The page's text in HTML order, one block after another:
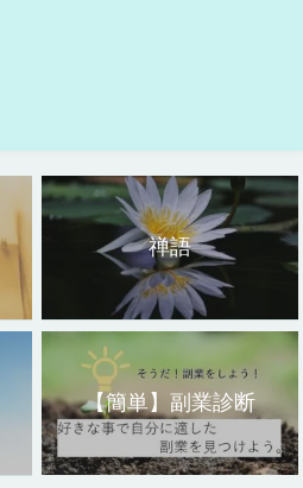
禅語
【簡単】副業診断